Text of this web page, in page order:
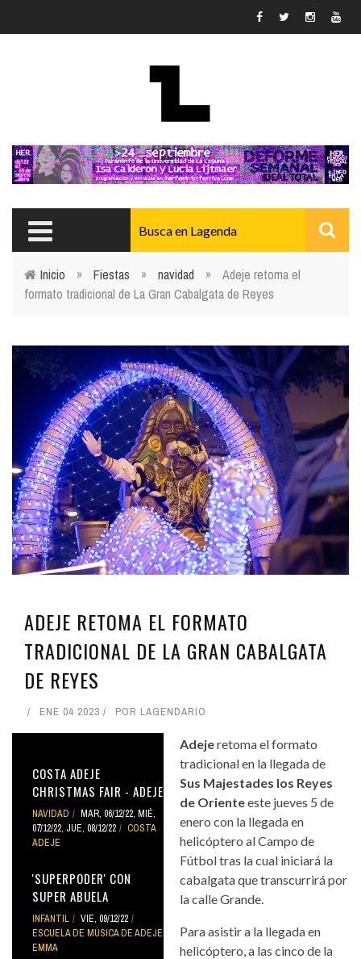
Usted está aquí
Inicio » Fiestas » navidad »
Adeje retoma el
formato tradicional de La Gran Cabalgata de Reyes
ADEJE RETOMA EL FORMATO
TRADICIONAL DE LA GRAN CABALGATA
DE REYES
ENE 04 2023 POR LAGENDARIO
COSTA ADEJE
CHRISTMAS FAIR - ADEJE
NAVIDAD MAR, 06/12/22, MIÉ,
07/12/22, JUE, 08/12/22
COSTA
ADEJE
'SUPERPODER' CON
SUPER ABUELA
INFANTIL
VIE, 09/12/22
ESCUELA DE MÚSICA DE ADEJE
EMMA
Adejeretoma el formato
tradicional en la llegada de
Sus Majestades los Reyes
de Orienteeste jueves 5 de
enero con la llegada en
helicóptero al Campo de
Fútbol tras la cual iniciará la
cabalgata que transcurrirá por
la calle Grande.
Para asistir a la llegada en
helicóptero, a las cinco de la